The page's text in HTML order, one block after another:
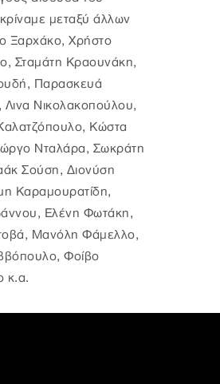
μεταξύ άλλων
Ξαρχάκο, Χρήστο
Σταμάτη Κραουνάκη,
Παρασκευά
Νικολακοπούλου,
Κώστα
Νταλάρα, Σωκράτη
Σούση, Διονύση
Καραμουρατίδη,
Ελένη Φωτάκη,
Μανόλη Φάμελλο,
Φοίβο
κ.α.